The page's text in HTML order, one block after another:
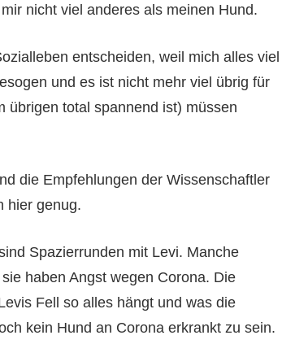
nicht viel anderes als meinen Hund.
entscheiden, weil mich alles viel
und es ist nicht mehr viel übrig für
übrigen total spannend ist) müssen
die Empfehlungen der Wissenschaftler
hier genug.
Spazierrunden mit Levi. Manche
haben Angst wegen Corona. Die
Fell so alles hängt und was die
kein Hund an Corona erkrankt zu sein.